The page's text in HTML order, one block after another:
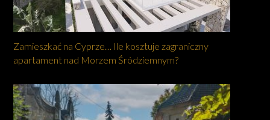
Zamieszkać na Cyprze… Ile kosztuje zagraniczny
apartament nad Morzem Śródziemnym?